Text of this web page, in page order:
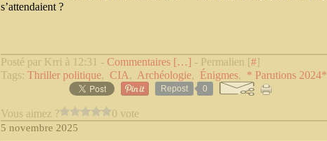
s’attendaient ?
Posté par Krri à 12:31 - Commentaires […] - Permalien [#]
Tags: Thriller politique, CIA, Archéologie, Énigmes, * Parutions 2024*
Repost 0
Vous aimez ? 0 vote
5 novembre 2025